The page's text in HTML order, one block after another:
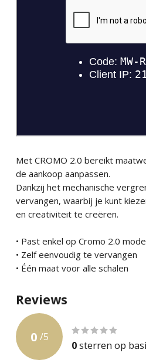
Met CROMO 2.0 bereikt
de aankoop aanpassen.
Dankzij het mechanische
vervangen, waarbij je kunt
en creativiteit te creëren.
• Past enkel op Cromo 2.0
• Zelf eenvoudig te vervangen
• Één maat voor alle schalen
Reviews
0 /5
0sterren op